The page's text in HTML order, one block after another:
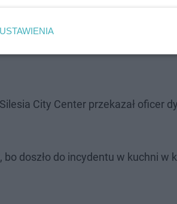
Na tę chwilą nie mam
City Center przekazał oficer
doszło do incydentu w kuchni w
USTAWIENIA